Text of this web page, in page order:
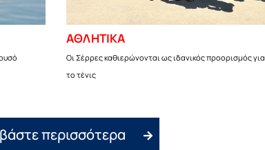
ΑΘΛΗΤΙΚΑ
Οι Σέρρες καθιερώνονται ως ιδανικός προορισμός για
το τένις
περισσότερα